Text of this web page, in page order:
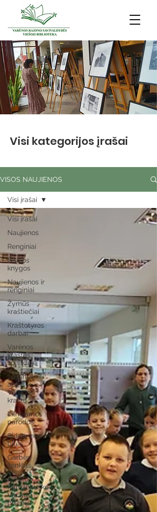
Visi kategorijos įrašai
VISOS NAUJIENOS
Visi įrašai
Naujienos
Renginiai
Naujos
knygos
Naujienos ir
renginiai
Žymūs
kraštiečiai
Kraštotyros
darbai
Varėnos
kraštas
spaudoje
Leidiniai
apie
Varėnos
kraštą
Kilnojamos
parodos
Sidabrinės
bitės
Garbės
ženklas
Adolfo
Ramanausko–
Vanago
premija
Visi įrašai